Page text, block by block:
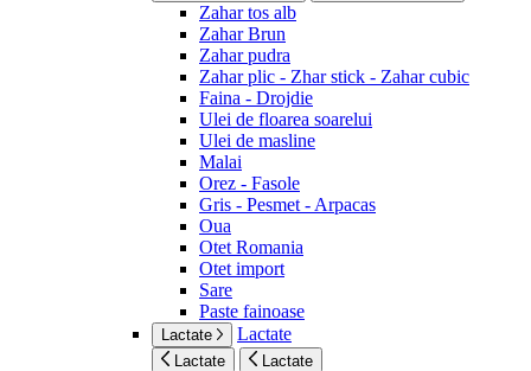
Zahar tos alb
Zahar Brun
Zahar pudra
Zahar plic - Zhar stick - Zahar cubic
Faina - Drojdie
Ulei de floarea soarelui
Ulei de masline
Malai
Orez - Fasole
Gris - Pesmet - Arpacas
Oua
Otet Romania
Otet import
Sare
Paste fainoase
Lactate Lactate
Lactate Lactate